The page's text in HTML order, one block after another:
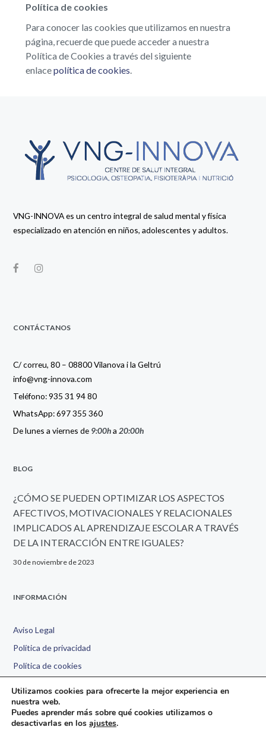
Política de cookies
Para conocer las cookies que utilizamos en nuestra
página, recuerde que puede acceder a nuestra
Política de Cookies a través del siguiente
enlacepolítica de cookies.
VNG-INNOVA es un centro integral de salud mental y física
especializado en atención en niños, adolescentes y adultos.
CONTÁCTANOS
C/ correu, 80 – 08800 Vilanova i la Geltrú
info@vng-innova.com
Teléfono: 935 31 94 80
WhatsApp: 697 355 360
De lunes a viernes de 9:00ha20:00h
BLOG
¿CÓMO SE PUEDEN OPTIMIZAR LOS ASPECTOS
AFECTIVOS, MOTIVACIONALES Y RELACIONALES
IMPLICADOS AL APRENDIZAJE ESCOLAR A TRAVÉS
DE LA INTERACCIÓN ENTRE IGUALES?
30 de noviembre de 2023
INFORMACIÓN
Aviso Legal
Política de privacidad
Política de cookies
Utilizamos cookies para ofrecerte la mejor experiencia en
nuestra web.
Puedes aprender más sobre qué cookies utilizamos o
desactivarlas en los ajustes.